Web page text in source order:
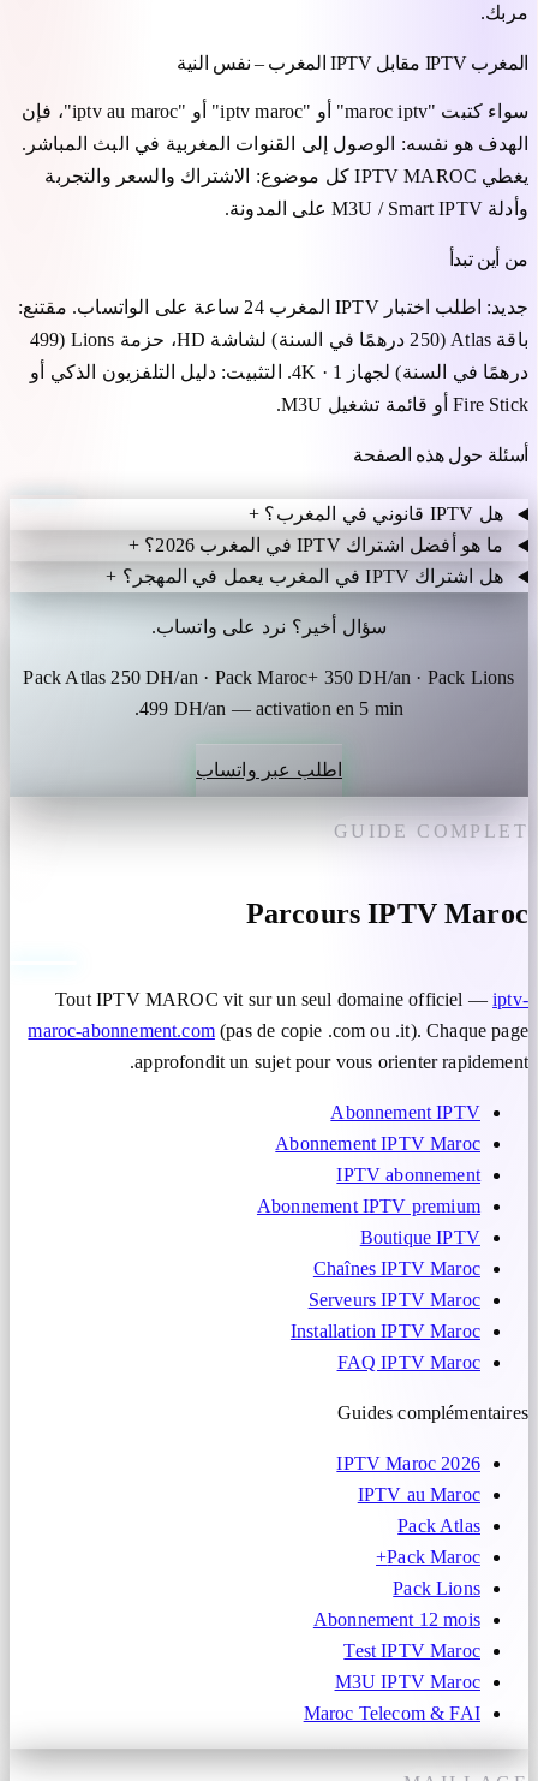
مربك.
المغرب IPTV مقابل IPTV المغرب – نفس النية
سواء كتبت "maroc iptv" أو "iptv maroc" أو "iptv au maroc"، فإن
الهدف هو نفسه: الوصول إلى القنوات المغربية في البث المباشر.
يغطي IPTV MAROC كل موضوع: الاشتراك والسعر والتجربة
وأدلة M3U / Smart IPTV على المدونة.
من أين تبدأ
جديد: اطلب اختبار IPTV المغرب 24 ساعة على الواتساب. مقتنع:
باقة Atlas (250 درهمًا في السنة) لشاشة HD، حزمة Lions (499
درهمًا في السنة) لجهاز 4K · 1. التثبيت: دليل التلفزيون الذكي أو
Fire Stick أو قائمة تشغيل M3U.
أسئلة حول هذه الصفحة
هل IPTV قانوني في المغرب؟
+
ما هو أفضل اشتراك IPTV في المغرب 2026؟
+
هل اشتراك IPTV في المغرب يعمل في المهجر؟
+
سؤال أخير؟ نرد على واتساب.
Pack Atlas 250 DH/an · Pack Maroc+ 350 DH/an · Pack Lions
499 DH/an — activation en 5 min.
اطلب عبر واتساب
GUIDE COMPLET
Parcours IPTV Maroc
Tout IPTV MAROC vit sur un seul domaine officiel —iptv-
maroc-abonnement.com (pas de copie .com ou .it). Chaque page
approfondit un sujet pour vous orienter rapidement.
Abonnement IPTV
Abonnement IPTV Maroc
IPTV abonnement
Abonnement IPTV premium
Boutique IPTV
Chaînes IPTV Maroc
Serveurs IPTV Maroc
Installation IPTV Maroc
FAQ IPTV Maroc
Guides complémentaires
IPTV Maroc 2026
IPTV au Maroc
Pack Atlas
Pack Maroc+
Pack Lions
Abonnement 12 mois
Test IPTV Maroc
M3U IPTV Maroc
Maroc Telecom & FAI